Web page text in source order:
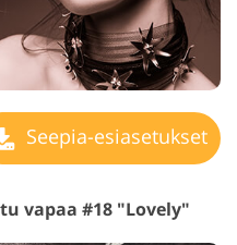
Seepia-esiasetukset
vapaa #18 "Lovely"